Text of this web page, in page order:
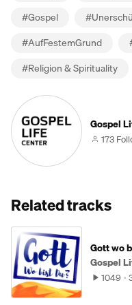
#Gospel #
#AufFestemGrund
#Religion & Spirituality
Gospel
173
Related tracks
Gott wo
Gospel
1049